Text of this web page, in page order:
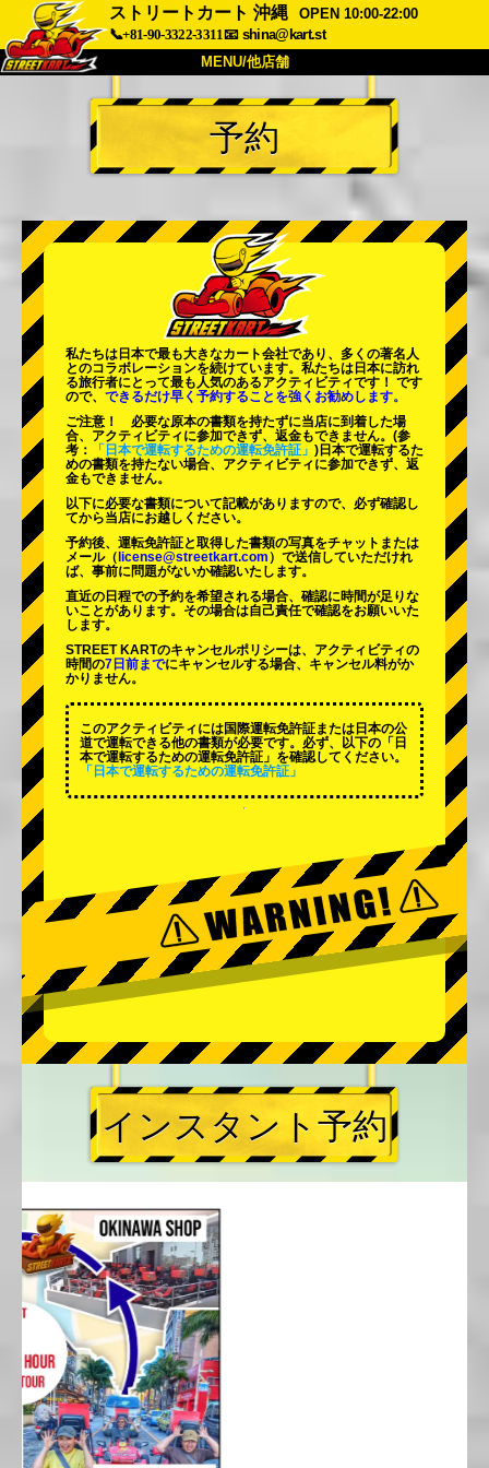
ストリートカート 沖縄
OPEN 10:00-22:00
📞+81-90-3322-3311📧 shina@kart.st
MENU/他店舗
トップ
概要 車両 価格
会社 予約
他店舗
東京 秋葉原 #2
東京 渋谷アネックス 東京ベイ
東京 浅草 大阪
沖縄
予約
私たちは日本で最も大きなカート会社であり、 多くの著名人
とのコラボレーションを続けています。私たちは日本に訪れ
る旅行者にとって最も人気のあるアクティビティです！ です
ので、 できるだけ早く予約することを強くお勧めします。
ご注意！ 必要な原本の書類を持たずに当店に到着した場
合、アクティビティに参加できず、返金もできません。 (参
考：
「日本で運転するための運転免許証」 )日本で運転するた
めの書類を持たない場合、アクティビティに参加できず、返
金もできません。
以下に必要な書類について記載がありますので、必ず確認し
てから当店にお越しください。
予約後、運転免許証と取得した書類の写真をチャットまたは
メール（ license@streetkart.com ）で送信していただけれ
ば、事前に問題がないか確認いたします。
直近の日程での予約を希望される場合、確認に時間が足りな
いことがあります。その場合は自己責任で確認をお願いいた
します。
STREET KARTのキャンセルポリシーは、アクティビティの
時間の7日前までにキャンセルする場合、キャンセル料がか
かりません。
このアクティビティには国際運転免許証または日本の公
道で運転できる他の書類が必要です。必ず、以下の「日
本で運転するための運転免許証」を確認してください。
「日本で運転するための運転免許証」
インスタント予約